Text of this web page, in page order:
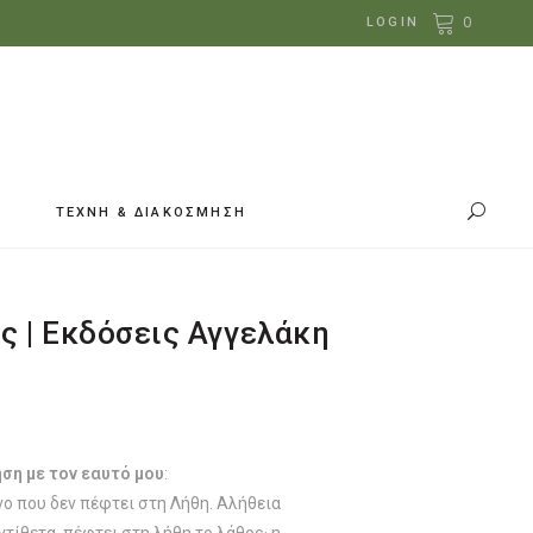
LOGIN 0
ΤΕΧΝΗ & ΔΙΑΚΟΣΜΗΣΗ
| Εκδόσεις Αγγελάκη
με τον εαυτό μου:
που δεν πέφτει στη Λήθη. Αλήθεια